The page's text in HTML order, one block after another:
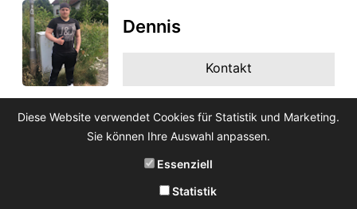
Dennis
Kontakt
Diese Website verwendet Cookies für Statistik und Marketing.
Sie können Ihre Auswahl anpassen.
Essenziell
Statistik